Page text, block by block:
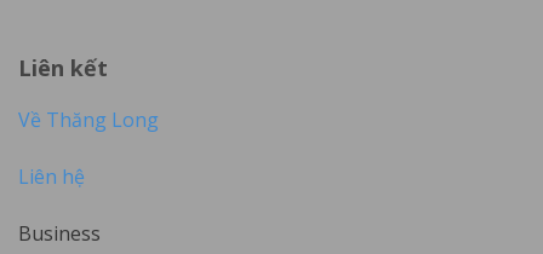
Liên kết
Về Thăng Long
Liên hệ
Business